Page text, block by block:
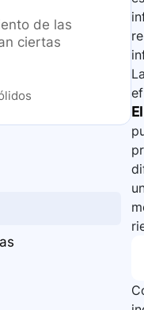
de las
ciertas